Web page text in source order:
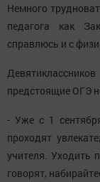
Немного
педагога как
справлюсь и с
предстоящие ОГЭ
- Уже с 1
проходят
учителя. Уходить
говорят,